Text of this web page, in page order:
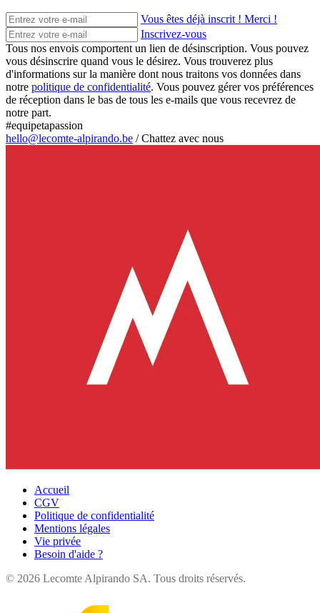
Vous êtes déjà inscrit ! Merci !
Inscrivez-vous
Tous nos envois comportent un lien de désinscription. Vous pouvez
vous désinscrire quand vous le désirez. Vous trouverez plus
d'informations sur la manière dont nous traitons vos données dans
notre politique de confidentialité. Vous pouvez gérer vos préférences
de réception dans le bas de tous les e-mails que vous recevrez de
notre part.
#equipetapassion
hello@lecomte-alpirando.be /Chattez avec nous
Accueil
CGV
Politique de confidentialité
Mentions légales
Vie privée
Besoin d'aide ?
© 2026 Lecomte Alpirando SA. Tous droits réservés.